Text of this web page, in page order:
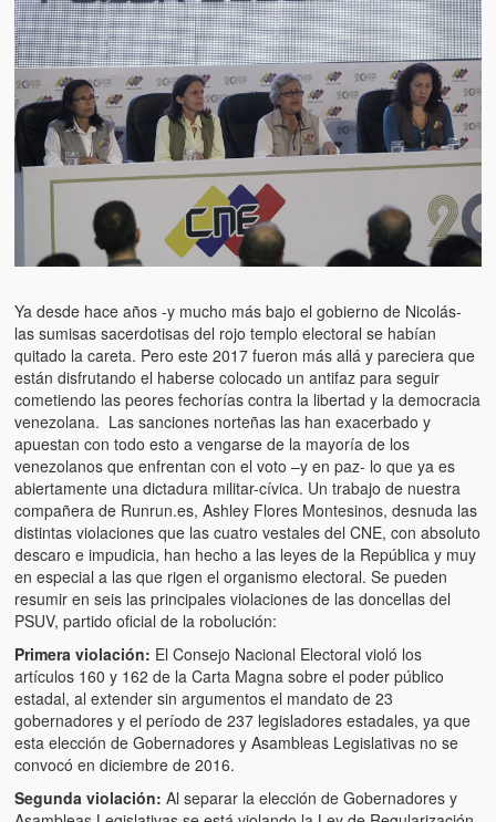
El Tipo y los Rojos en Los Teques (The Jerk and the Reds in
Teques)
Hablé con Chavistas (I spoke with chavistas)
La burla del Chavez “tan amante de los niños” (The mockery of
Chavez “such a children lover”)
Los niños de las calles de Venezuela (Children of the streets of
Venezuela)
Puente Llaguno, Miraflores… ¿y Lina?
Radio Emisoras y canales de televisión clausurados por el
de Chávez hasta el 2009
Victimas del 11 de abril de 2002
Víctimas del régimen dictatorial de Chávez desde que tomó el
poder hasta el 31 de diciembre de 2009
Víctimas inocentes de la violencia castrista del 4 de Febrero de
1992
¡¡¡Miserable traidor, mira a tu pueblo!!! (Despicable traitor, look
your country!!!)
Fotos
Versos
Cuentos
Ya desde hace años -y mucho más bajo el gobierno de Nicolás-
las sumisas sacerdotisas del rojo templo electoral se habían
quitado la careta. Pero este 2017 fueron más allá y pareciera que
están disfrutando el haberse colocado un antifaz para seguir
cometiendo las peores fechorías contra la libertad y la democracia
venezolana. Las sanciones norteñas las han exacerbado y
apuestan con todo esto a vengarse de la mayoría de los
venezolanos que enfrentan con el voto –y en paz- lo que ya es
abiertamente una dictadura militar-cívica. Un trabajo de nuestra
compañera de Runrun.es, Ashley Flores Montesinos, desnuda las
distintas violaciones que las cuatro vestales del CNE, con absoluto
descaro e impudicia, han hecho a las leyes de la República y muy
en especial a las que rigen el organismo electoral. Se pueden
resumir en seis las principales violaciones de las doncellas del
PSUV, partido oficial de la robolución:
Primera violación: El Consejo Nacional Electoral violó los
artículos 160 y 162 de la Carta Magna sobre el poder público
estadal, al extender sin argumentos el mandato de 23
gobernadores y el período de 237 legisladores estadales, ya que
esta elección de Gobernadores y Asambleas Legislativas no se
convocó en diciembre de 2016.
Segunda violación: Al separar la elección de Gobernadores y